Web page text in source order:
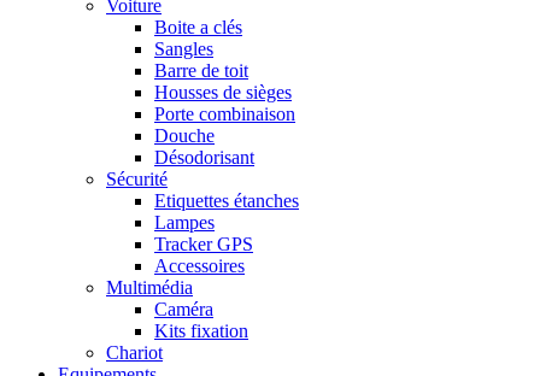
Voiture
Boite a clés
Sangles
Barre de toit
Housses de sièges
Porte combinaison
Douche
Désodorisant
Sécurité
Etiquettes étanches
Lampes
Tracker GPS
Accessoires
Multimédia
Caméra
Kits fixation
Chariot